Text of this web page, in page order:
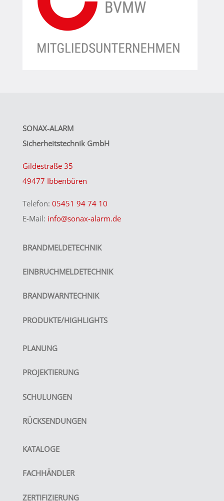
SONAX-ALARM
Sicherheitstechnik GmbH
Gildestraße 35
49477 Ibbenbüren
Telefon: 05451 94 74 10
E-Mail: info@sonax-alarm.de
BRANDMELDETECHNIK
EINBRUCHMELDETECHNIK
BRANDWARNTECHNIK
PRODUKTE/HIGHLIGHTS
PLANUNG
PROJEKTIERUNG
SCHULUNGEN
RÜCKSENDUNGEN
KATALOGE
FACHHÄNDLER
ZERTIFIZIERUNG